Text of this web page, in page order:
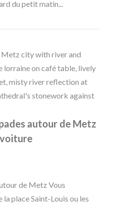
du petit matin...
autour de Metz
de Metz Vous
la place Saint-Louis ou les